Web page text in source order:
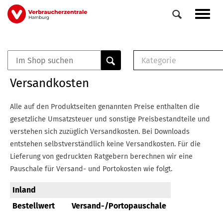
Direkt
zum
Veranstaltungen
0
Kategorie
E-Broschüre
Checklisten (PDF)
Broschüre
Buch
Versandkosten
Alle auf den Produktseiten genannten Preise enthalten die
gesetzliche Umsatzsteuer und sonstige Preisbestandteile und
verstehen sich zuzüglich Versandkosten. Bei Downloads
entstehen selbstverständlich keine Versandkosten. Für die
Lieferung von gedruckten Ratgebern berechnen wir eine
Pauschale für Versand- und Portokosten wie folgt.
Inland
Bestellwert
Versand-/Portopauschale